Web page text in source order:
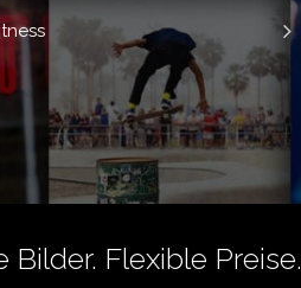
Bilder. Flexible Preise.